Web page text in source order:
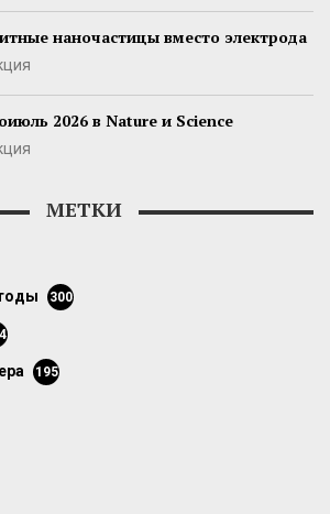
наночастицы вместо электрода
2026 в Nature и Science
МЕТКИ
300
195